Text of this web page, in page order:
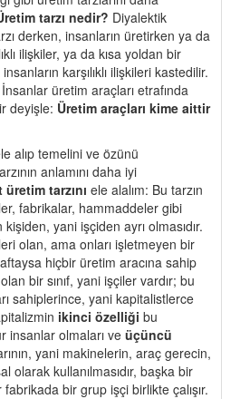
tarzı nedir? Diyalektik
derken, insanların üretirken ya da
ilişkiler, ya da kısa yoldan bir
karşılıklı ilişkileri kastedilir.
üretim araçları etrafında
deyişle: Üretim araçları kime aittir
alıp temelini ve özünü
anlamını daha iyi
tarzını ele alalım: Bu tarzın
fabrikalar, hammaddeler gibi
yani işçiden ayrı olmasıdır.
olan, ama onları işletmeyen bir
hiçbir üretim aracına sahip
bir sınıf, yani işçiler vardır; bu
sahiplerince, yani kapitalistlerce
ikinci özelliği bu
insanlar olmaları ve üçüncü
yani makinelerin, araç gerecin,
olarak kullanılmasıdır, başka bir
bir grup işçi birlikte çalışır.